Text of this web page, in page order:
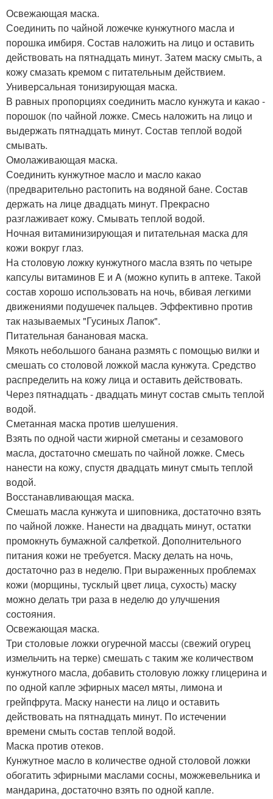
Освежающая маска.
Соединить по чайной ложечке кунжутного масла и
порошка имбиря. Состав наложить на лицо и оставить
действовать на пятнадцать минут. Затем маску смыть, а
кожу смазать кремом с питательным действием.
Универсальная тонизирующая маска.
В равных пропорциях соединить масло кунжута и какао -
порошок (по чайной ложке. Смесь наложить на лицо и
выдержать пятнадцать минут. Состав теплой водой
смывать.
Омолаживающая маска.
Соединить кунжутное масло и масло какао
(предварительно растопить на водяной бане. Состав
держать на лице двадцать минут. Прекрасно
разглаживает кожу. Смывать теплой водой.
Ночная витаминизирующая и питательная маска для
кожи вокруг глаз.
На столовую ложку кунжутного масла взять по четыре
капсулы витаминов Е и A (можно купить в аптеке. Такой
состав хорошо использовать на ночь, вбивая легкими
движениями подушечек пальцев. Эффективно против
так называемых "Гусиных Лапок".
Питательная банановая маска.
Мякоть небольшого банана размять с помощью вилки и
смешать со столовой ложкой масла кунжута. Средство
распределить на кожу лица и оставить действовать.
Через пятнадцать - двадцать минут состав смыть теплой
водой.
Сметанная маска против шелушения.
Взять по одной части жирной сметаны и сезамового
масла, достаточно смешать по чайной ложке. Смесь
нанести на кожу, спустя двадцать минут смыть теплой
водой.
Восстанавливающая маска.
Смешать масла кунжута и шиповника, достаточно взять
по чайной ложке. Нанести на двадцать минут, остатки
промокнуть бумажной салфеткой. Дополнительного
питания кожи не требуется. Маску делать на ночь,
достаточно раз в неделю. При выраженных проблемах
кожи (морщины, тусклый цвет лица, сухость) маску
можно делать три раза в неделю до улучшения
состояния.
Освежающая маска.
Три столовые ложки огуречной массы (свежий огурец
измельчить на терке) смешать с таким же количеством
кунжутного масла, добавить столовую ложку глицерина и
по одной капле эфирных масел мяты, лимона и
грейпфрута. Маску нанести на лицо и оставить
действовать на пятнадцать минут. По истечении
времени смыть состав теплой водой.
Маска против отеков.
Кунжутное масло в количестве одной столовой ложки
обогатить эфирными маслами сосны, можжевельника и
мандарина, достаточно взять по одной капле.